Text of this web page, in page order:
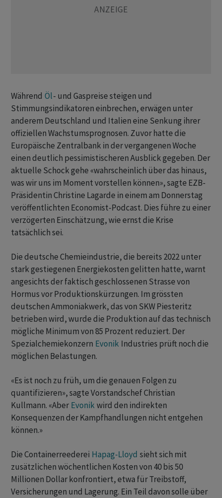
Während Öl- und Gaspreise steigen und
Stimmungsindikatoren einbrechen, erwägen unter
anderem Deutschland und Italien eine Senkung ihrer
offiziellen Wachstumsprognosen. Zuvor hatte die
Europäische Zentralbank in der vergangenen Woche
einen deutlich pessimistischeren Ausblick gegeben. Der
aktuelle Schock gehe «wahrscheinlich über das hinaus,
was wir uns im Moment vorstellen können», sagte EZB-
Präsidentin Christine Lagarde in einem am Donnerstag
veröffentlichten Economist-Podcast. Dies führe zu einer
verzögerten Einschätzung, wie ernst die Krise
tatsächlich sei.
Die deutsche Chemieindustrie, die bereits 2022 unter
stark gestiegenen Energiekosten gelitten hatte, warnt
angesichts der faktisch geschlossenen Strasse von
Hormus vor Produktionskürzungen. Im grössten
deutschen Ammoniakwerk, das von SKW Piesteritz
betrieben wird, wurde die Produktion auf das technisch
mögliche Minimum von 85 Prozent reduziert. Der
Spezialchemiekonzern Evonik Industries prüft noch die
möglichen Belastungen.
«Es ist noch zu früh, um die genauen Folgen zu
quantifizieren», sagte Vorstandschef Christian
Kullmann. «Aber Evonikwird den indirekten
Konsequenzen der Kampfhandlungen nicht entgehen
können.»
Die Containerreederei Hapag-Lloyd sieht sich mit
zusätzlichen wöchentlichen Kosten von 40 bis 50
Millionen Dollar konfrontiert, etwa für Treibstoff,
Versicherungen und Lagerung. Ein Teil davon solle über